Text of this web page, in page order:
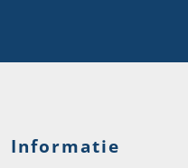
Informatie